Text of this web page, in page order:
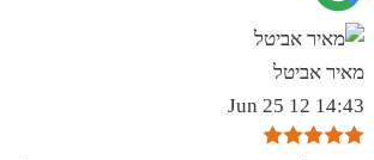
מאיר אביטל
14:43 12 Jun 25